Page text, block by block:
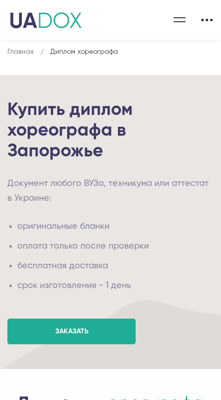
Главная Диплом хореографа
Купить диплом
хореографа в
Запорожье
Документ любого ВУЗа, техникума или аттестат
в Украине:
оригинальные бланки
оплата только после проверки
бесплатная доставка
срок изготовления - 1 день
ЗАКАЗАТЬ